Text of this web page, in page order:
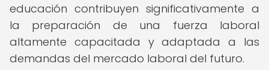
educación contribuyen significativamente a
la preparación de una fuerza laboral
altamente capacitada y adaptada a las
demandas del mercado laboral del futuro.